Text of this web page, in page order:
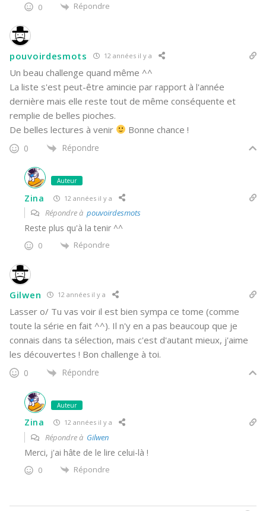
0 Répondre
pouvoirdesmots 12 années il y a
Un beau challenge quand même ^^
La liste s'est peut-être amincie par rapport à l'année
dernière mais elle reste tout de même conséquente et
remplie de belles pioches.
De belles lectures à venir
Bonne chance !
0 Répondre
Auteur
Zina 12 années il y a
Répondre à pouvoirdesmots
Reste plus qu'à la tenir ^^
0 Répondre
Gilwen 12 années il y a
Lasser o/ Tu vas voir il est bien sympa ce tome (comme
toute la série en fait ^^). Il n'y en a pas beaucoup que je
connais dans ta sélection, mais c'est d'autant mieux, j'aime
les découvertes ! Bon challenge à toi.
0 Répondre
Auteur
Zina 12 années il y a
Répondre à Gilwen
Merci, j'ai hâte de le lire celui-là !
0 Répondre